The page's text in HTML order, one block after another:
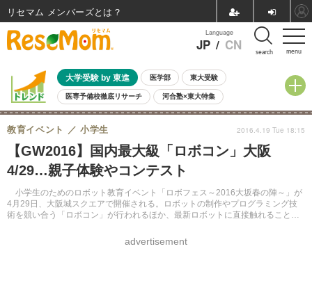
menu
Language
JP / CN search
大学受験 by 東進 医学部 東大受験
医専予備校徹底リサーチ 河合塾×東大特集
親子で考える大学選び 高校受験 中学受験 小学校受験
共通テスト 夏休み
8月開催イベント・WS 全国公立高校 過去問 人気記事
自由研究教材（小学生向け） 自由研究教材（中学生向け）
【GW2016】国内最大級「ロボコン」大阪
4/29…親子体験やコンテスト
小学生のためのロボット教育イベント「ロボフェス～2016大坂春の陣～」が
4月29日、大阪城スクエアで開催される。ロボットの制作やプログラミング技
術を競い合う「ロボコン」が行われるほか、最新ロボットに直接触れることが
教育イベント 小学生
advertisement
2016.4.19 Tue 18:15
リセマム メンバーズ